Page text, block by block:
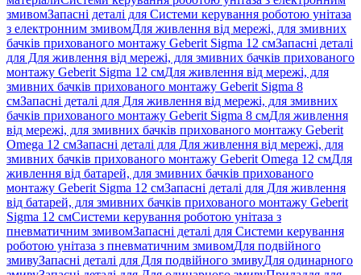
змивомЗапасні деталі для Системи керування роботою унітаза
з електронним змивомДля живлення від мережі, для змивних
бачків прихованого монтажу Geberit Sigma 12 смЗапасні деталі
для Для живлення від мережі, для змивних бачків прихованого
монтажу Geberit Sigma 12 смДля живлення від мережі, для
змивних бачків прихованого монтажу Geberit Sigma 8
смЗапасні деталі для Для живлення від мережі, для змивних
бачків прихованого монтажу Geberit Sigma 8 смДля живлення
від мережі, для змивних бачків прихованого монтажу Geberit
Omega 12 смЗапасні деталі для Для живлення від мережі, для
змивних бачків прихованого монтажу Geberit Omega 12 смДля
живлення від батарей, для змивних бачків прихованого
монтажу Geberit Sigma 12 смЗапасні деталі для Для живлення
від батарей, для змивних бачків прихованого монтажу Geberit
Sigma 12 смСистеми керування роботою унітаза з
пневматичним змивомЗапасні деталі для Системи керування
роботою унітаза з пневматичним змивомДля подвійного
змивуЗапасні деталі для Для подвійного змивуДля одинарного